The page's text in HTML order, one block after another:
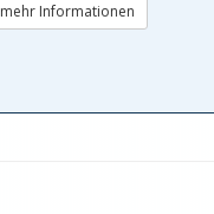
mehr Informationen